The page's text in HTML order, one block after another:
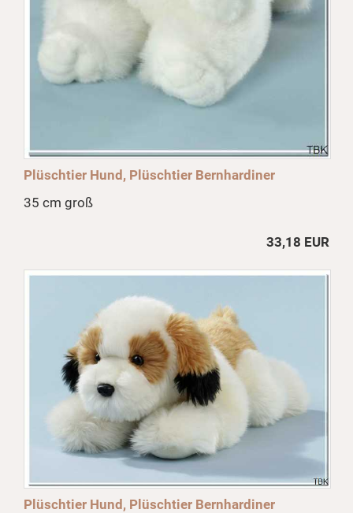
Plüschtier Hund, Plüschtier Bernhardiner
35 cm groß
33,18 EUR
Plüschtier Hund, Plüschtier Bernhardiner